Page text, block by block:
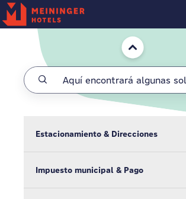
Saltar al contenido principal
Inicio
Estacionamiento & Direcciones
Impuesto municipal & Pago